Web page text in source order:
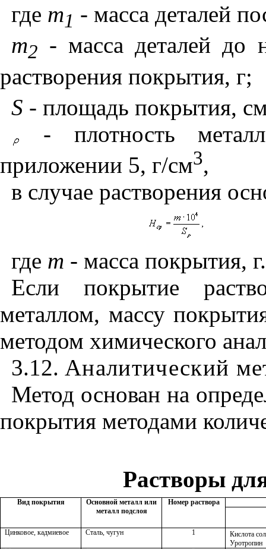
где т1 - масса деталей
т2 - масса деталей до
растворения покрытия, г;
S - площадь покрытия,
- плотность
приложении 5, г/см3,
в случае растворения
где т - масса покрытия, г.
Если покрытие
металлом, массу
методом химического
3.12. Аналитический
Метод основан на
покрытия методами
Растворы
Вид покрытия
Основной металл или
металл подслоя
Номер раствора
Цинковое, кадмиевое Сталь, чугун 1
Кислота
Уротропин